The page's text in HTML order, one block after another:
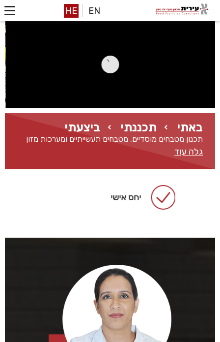
EN
HE
באתי תכננתי ביצעתי
תכנון מטבחים מוסדיים, מטבחים תעשייתיים ומערכות מזון
גלה עוד
יחס אישי